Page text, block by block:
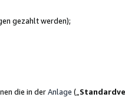
gezahlt werden);
die in derAnlage („